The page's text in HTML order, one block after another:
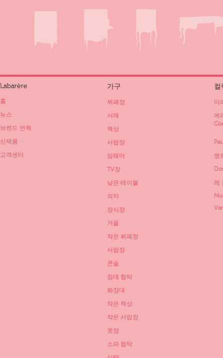
Labarère
홈
뉴스
브렌드 연혁
신제품
고객센터
가구
뷔페장
서재
책상
서랍장
암체어
TV장
낮은 테이블
의자
장식장
거울
작은 뷔페장
서랍장
콘솔
침대 협탁
화장대
작은 책상
작은 서랍장
옷장
소파 협탁
컬
마
에
멩
레